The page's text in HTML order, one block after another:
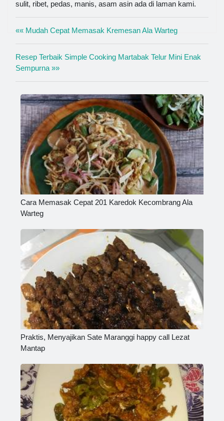
sulit, ribet, pedas, manis, asam asin ada di laman kami.
«« Mudah Cepat Memasak Kremesan Ala Warteg
Resep Terbaik Simple Cooking Martabak Telur Mini Enak
Sempurna »»
Cara Memasak Cepat 201 Karedok Kecombrang Ala
Warteg
Praktis, Menyajikan Sate Maranggi happy call Lezat
Mantap